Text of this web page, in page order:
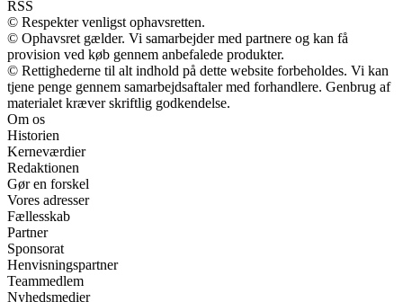
RSS
© Respekter venligst ophavsretten.
© Ophavsret gælder. Vi samarbejder med partnere og kan få
provision ved køb gennem anbefalede produkter.
© Rettighederne til alt indhold på dette website forbeholdes. Vi kan
tjene penge gennem samarbejdsaftaler med forhandlere. Genbrug af
materialet kræver skriftlig godkendelse.
Om os
Historien
Kerneværdier
Redaktionen
Gør en forskel
Vores adresser
Fællesskab
Partner
Sponsorat
Henvisningspartner
Teammedlem
Nyhedsmedier